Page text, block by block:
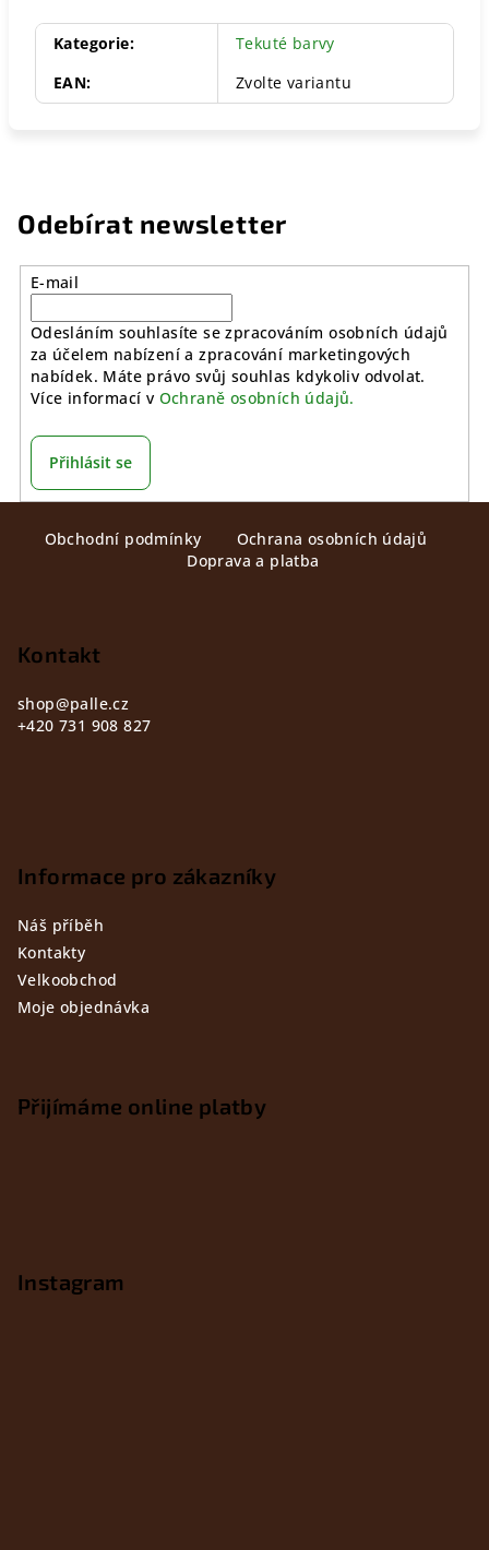
Kategorie:
Tekuté barvy
EAN: Zvolte variantu
Odebírat newsletter
E-mail
Odesláním souhlasíte se zpracováním osobních údajů
za účelem nabízení a zpracování marketingových
nabídek. Máte právo svůj souhlas kdykoliv odvolat.
Více informací v Ochraně osobních údajů.
Přihlásit se
Obchodní podmínky
Ochrana osobních údajů
Doprava a platba
Kontakt
shop@palle.cz
+420 731 908 827
Informace pro zákazníky
Náš příběh
Kontakty
Velkoobchod
Moje objednávka
Přijímáme online platby
Instagram